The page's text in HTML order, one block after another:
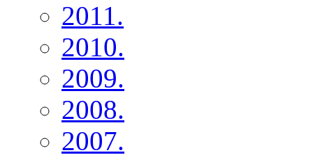
2011.
2010.
2009.
2008.
2007.